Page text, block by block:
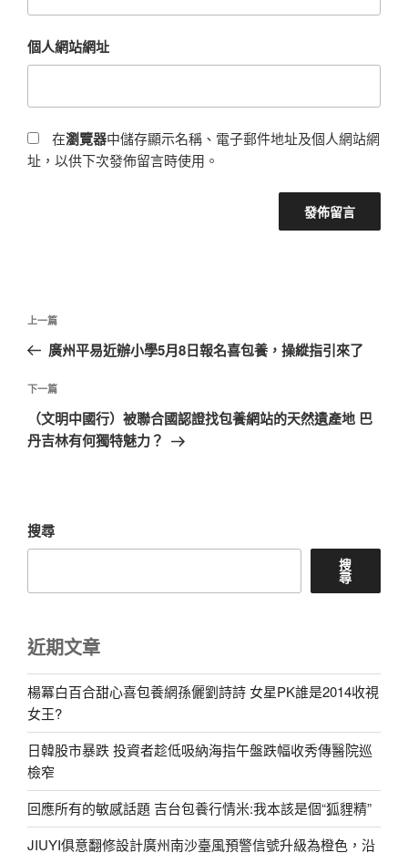
個人網站網址
在瀏覽器中儲存顯示名稱、電子郵件地址及個人網站網
址，以供下次發佈留言時使用。
文
導
覽
上
一
文
章
上一篇
廣州平易近辦小學5月8日報名喜包養，操縱指引來了
下
一
篇
下一篇
（文明中國行）被聯合國認證找包養網站的天然遺產地 巴
丹吉林有何獨特魅力？
搜尋
搜
尋
近期文章
楊冪白百合甜心喜包養網孫儷劉詩詩 女星PK誰是2014收視
女王?
日韓股市暴跌 投資者趁低吸納海指午盤跌幅收秀傳醫院巡
檢窄
回應所有的敏感話題 吉台包養行情米:我本該是個“狐貍精”
JIUYI俱意翻修設計廣州南沙臺風預警信號升級為橙色，沿